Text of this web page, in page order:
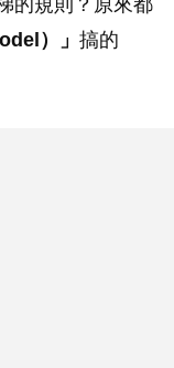
）」 搞的